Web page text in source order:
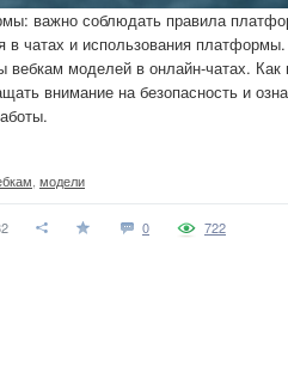
важно соблюдать правила
в чатах и использования платформы.
вебкам моделей в онлайн-чатах.
внимание на безопасность и
модели
0 722